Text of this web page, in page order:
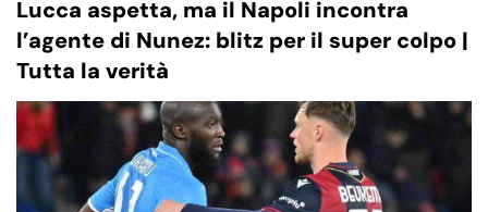
Lucca aspetta, ma il Napoli incontra
l’agente di Nunez: blitz per il super colpo |
Tutta la verità